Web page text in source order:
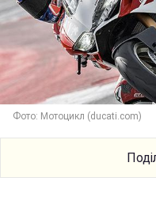
Фото: Мотоцикл (ducati.com)